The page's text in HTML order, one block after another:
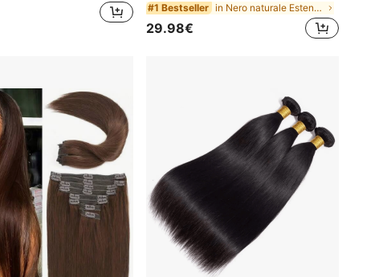
#1 Bestseller in Nero naturale Estensioni umane
29.98€